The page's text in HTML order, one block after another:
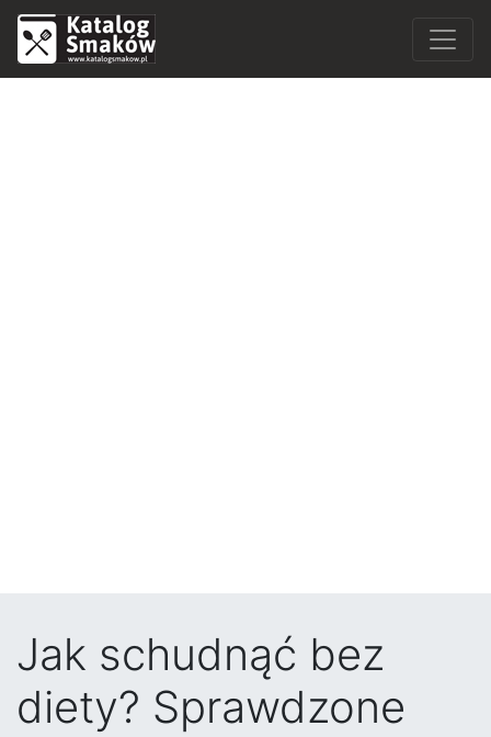
Jak schudnąć bez
diety? Sprawdzone